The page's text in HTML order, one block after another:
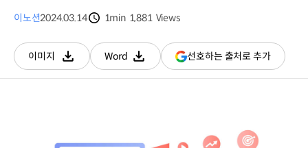
이노션2024.03.14
1min 1,881 Views
이미지
다운로드
Word
다운로드
선호하는 출처로 추가(새
창